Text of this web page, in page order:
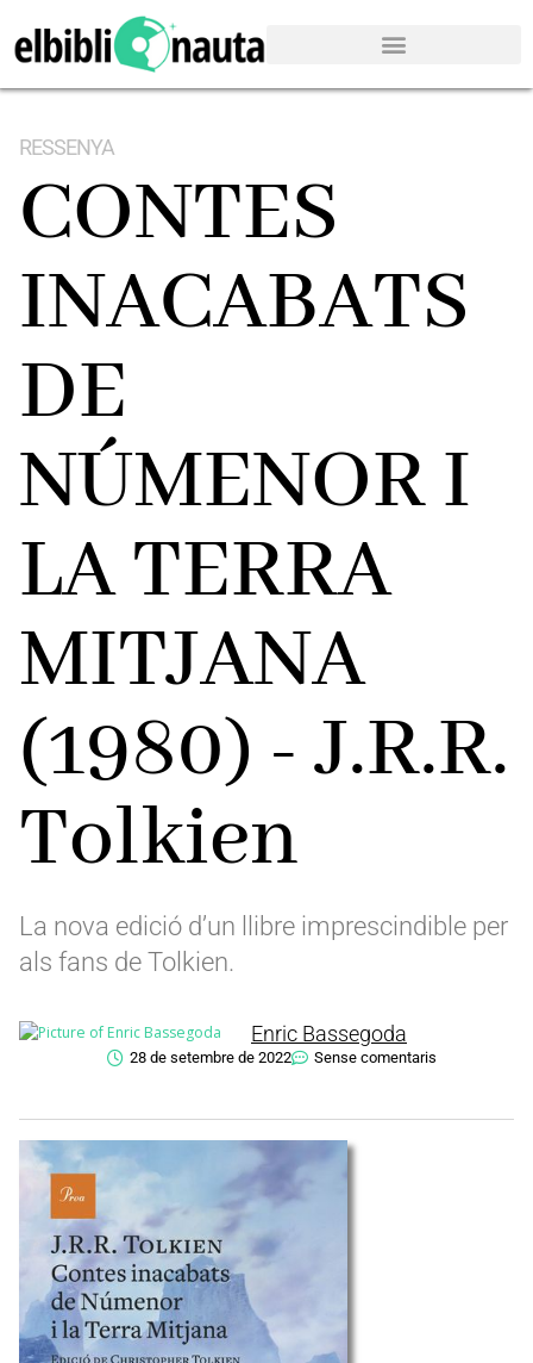
RESSENYA
CONTES
INACABATS
DE
NÚMENOR I
LA TERRA
MITJANA
(1980) - J.R.R.
Tolkien
La nova edició d’un llibre imprescindible per
als fans de Tolkien.
Enric Bassegoda
28 de setembre de 2022 Sense comentaris